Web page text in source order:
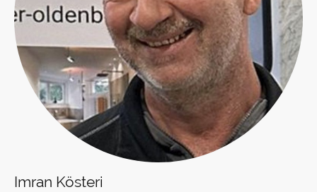
Imran Kösteri